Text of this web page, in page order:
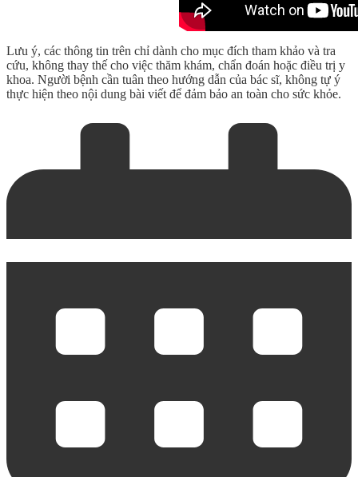
Lưu ý, các thông tin trên chỉ dành cho mục đích tham khảo và tra
cứu, không thay thế cho việc thăm khám, chẩn đoán hoặc điều trị y
khoa. Người bệnh cần tuân theo hướng dẫn của bác sĩ, không tự ý
thực hiện theo nội dung bài viết để đảm bảo an toàn cho sức khỏe.